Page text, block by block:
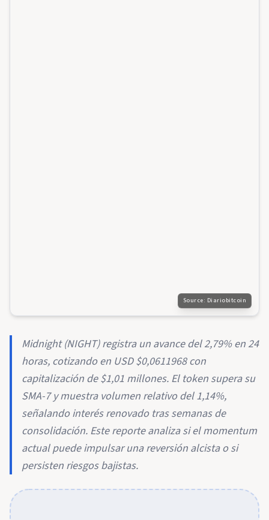
Source: Diariobitcoin
Midnight (NIGHT) registra un avance del 2,79% en 24
horas, cotizando en USD $0,0611968 con
capitalización de $1,01 millones. El token supera su
SMA-7 y muestra volumen relativo del 1,14%,
señalando interés renovado tras semanas de
consolidación. Este reporte analiza si el momentum
actual puede impulsar una reversión alcista o si
persisten riesgos bajistas.